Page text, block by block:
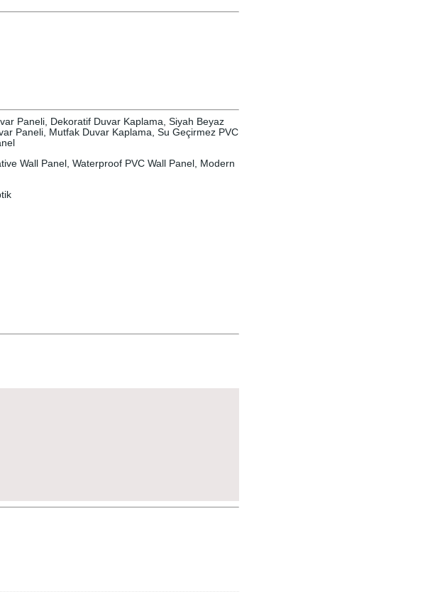
Paneli, Dekoratif Duvar Kaplama, Siyah Beyaz
Paneli, Mutfak Duvar Kaplama, Su Geçirmez PVC
Wall Panel, Waterproof PVC Wall Panel, Modern